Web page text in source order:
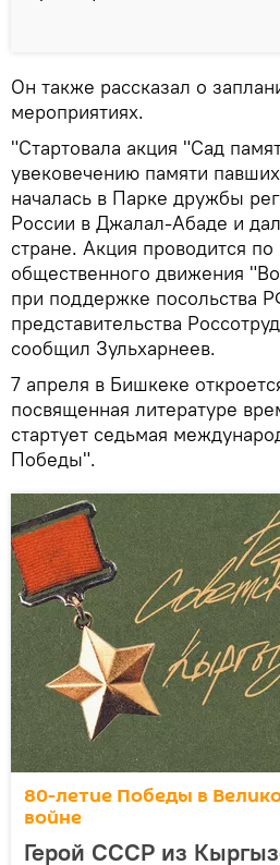
Он также рассказал о
мероприятиях.
"Стартовала акция "Сад
увековечению памяти
началась в Парке дружбы
России в Джалал-Абаде и
стране. Акция проводится по
общественного движения
при поддержке посольства
представительства
сообщил Зульхарнеев.
7 апреля в Бишкеке
посвященная литературе
стартует седьмая
Победы".
80-летие Победы в
войне
Герой СССР из